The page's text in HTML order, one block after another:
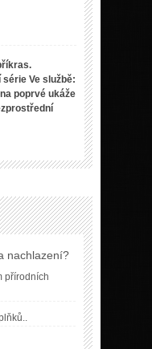
Ve službě:
poprvé ukáže
nachlazení?
přírodních